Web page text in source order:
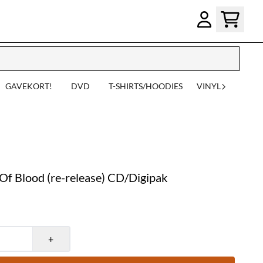
GAVEKORT! DVD T-SHIRTS/HOODIES VINYL
Blood (re-release) CD/Digipak
+